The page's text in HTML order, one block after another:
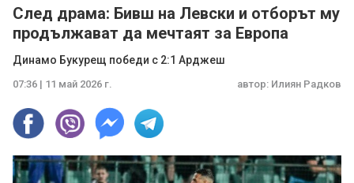
След драма: Бивш на Левски и отборът му
продължават да мечтаят за Европа
Динамо Букурещ победи с 2:1 Арджеш
07:36 | 11 май 2026 г. автор: Илиян Радков